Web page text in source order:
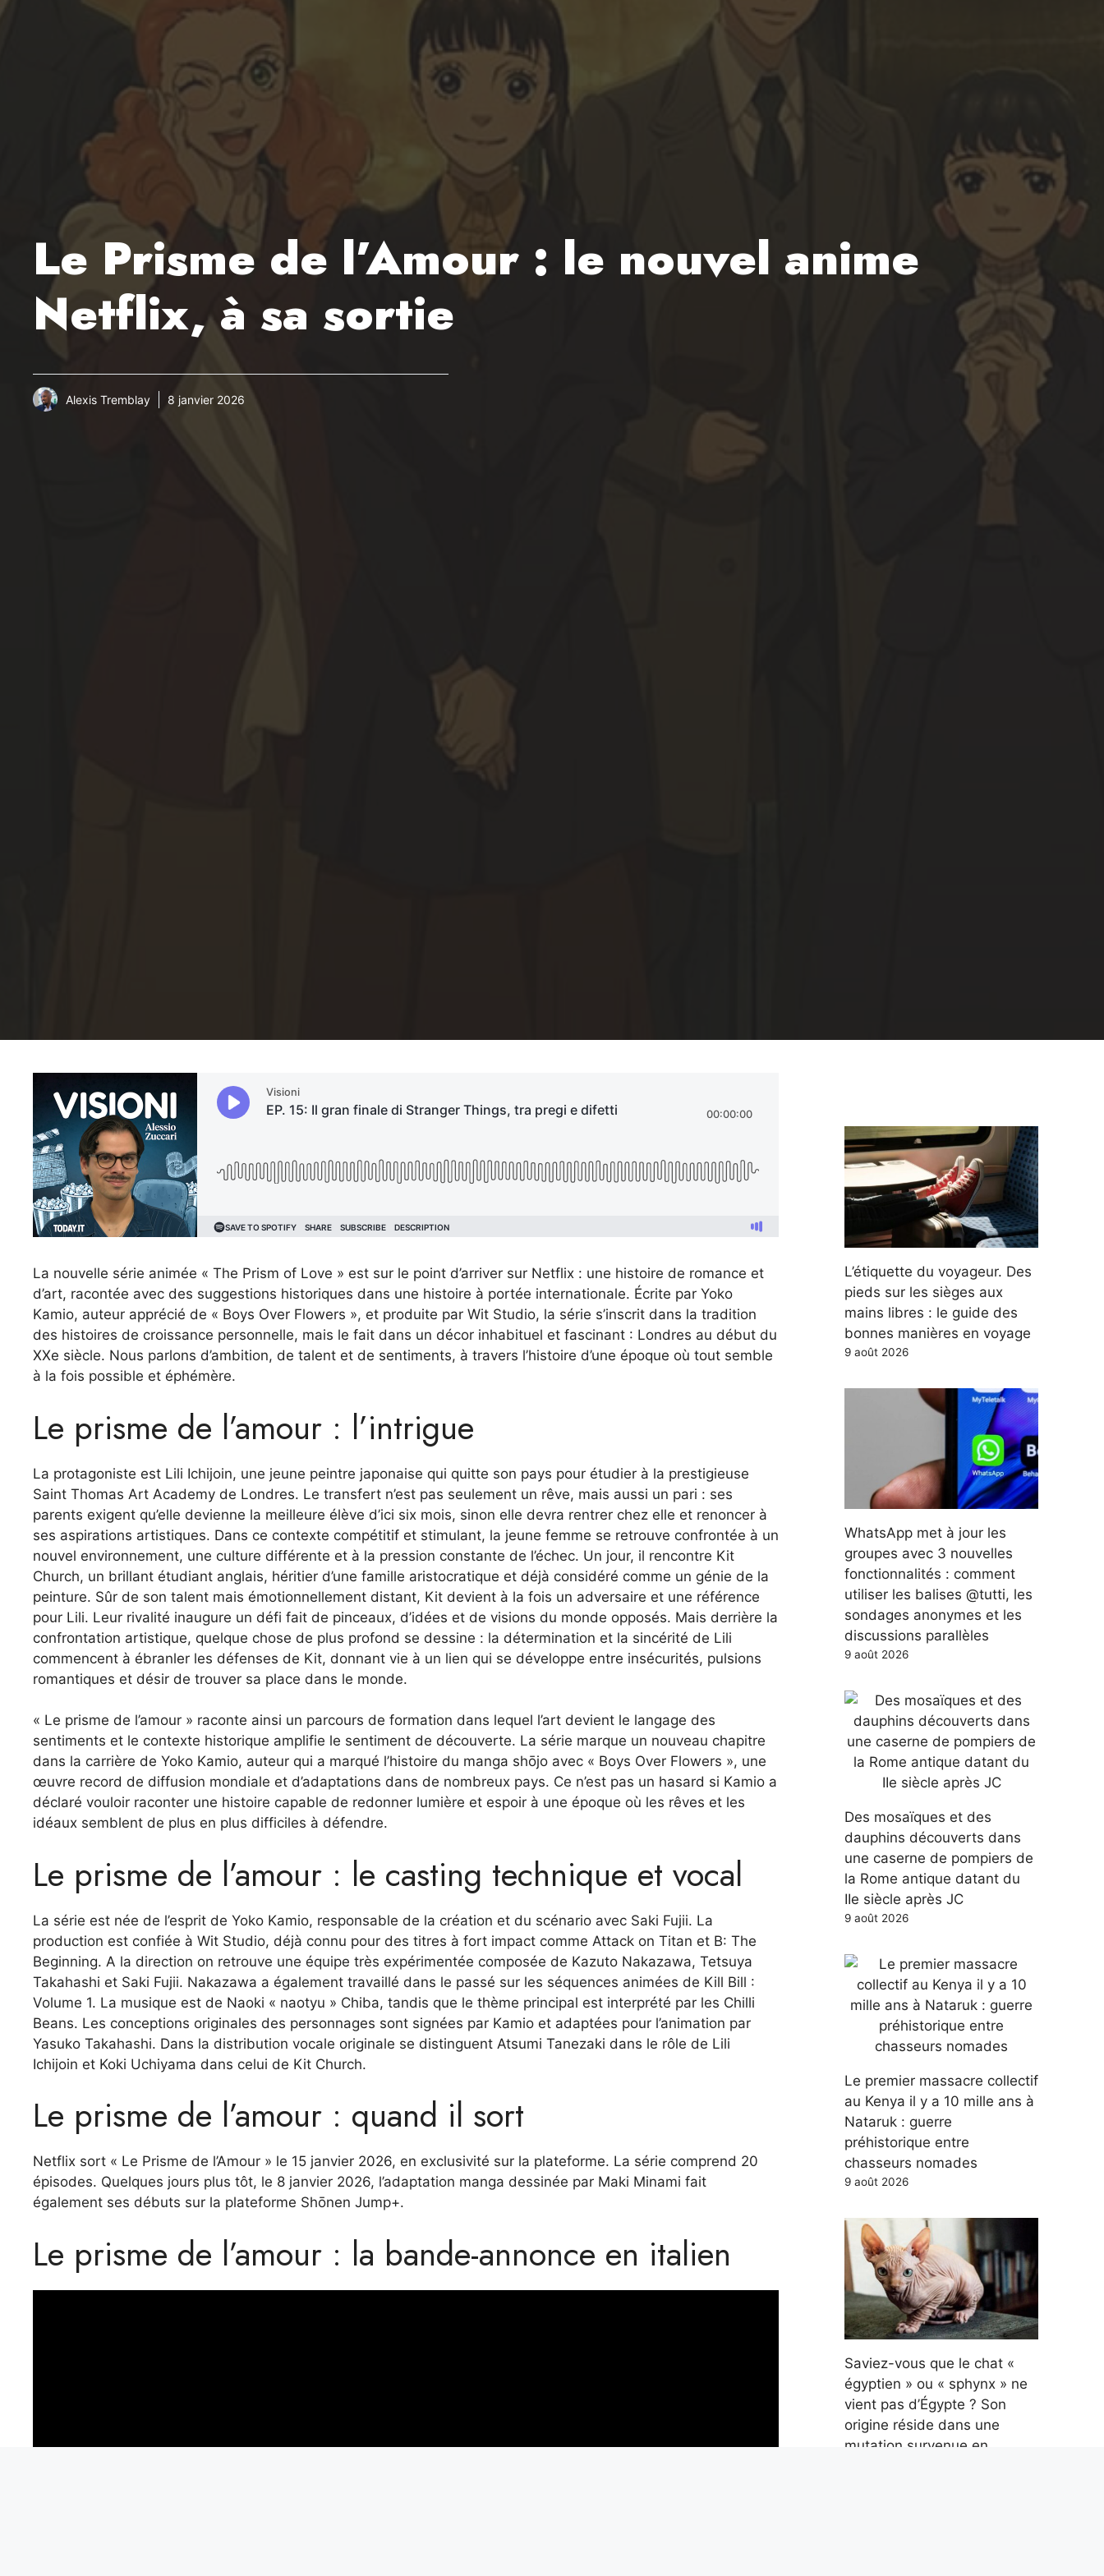
Le Prisme de l’Amour : le nouvel anime
Netflix, à sa sortie
Alexis Tremblay 8 janvier 2026
La nouvelle série animée « The Prism of Love » est sur le point d’arriver sur Netflix : une histoire de romance et
d’art, racontée avec des suggestions historiques dans une histoire à portée internationale. Écrite par Yoko
Kamio, auteur apprécié de « Boys Over Flowers », et produite par Wit Studio, la série s’inscrit dans la tradition
des histoires de croissance personnelle, mais le fait dans un décor inhabituel et fascinant : Londres au début du
XXe siècle. Nous parlons d’ambition, de talent et de sentiments, à travers l’histoire d’une époque où tout semble
à la fois possible et éphémère.
Le prisme de l’amour : l’intrigue
La protagoniste est Lili Ichijoin, une jeune peintre japonaise qui quitte son pays pour étudier à la prestigieuse
Saint Thomas Art Academy de Londres. Le transfert n’est pas seulement un rêve, mais aussi un pari : ses
parents exigent qu’elle devienne la meilleure élève d’ici six mois, sinon elle devra rentrer chez elle et renoncer à
ses aspirations artistiques. Dans ce contexte compétitif et stimulant, la jeune femme se retrouve confrontée à un
nouvel environnement, une culture différente et à la pression constante de l’échec. Un jour, il rencontre Kit
Church, un brillant étudiant anglais, héritier d’une famille aristocratique et déjà considéré comme un génie de la
peinture. Sûr de son talent mais émotionnellement distant, Kit devient à la fois un adversaire et une référence
pour Lili. Leur rivalité inaugure un défi fait de pinceaux, d’idées et de visions du monde opposés. Mais derrière la
confrontation artistique, quelque chose de plus profond se dessine : la détermination et la sincérité de Lili
commencent à ébranler les défenses de Kit, donnant vie à un lien qui se développe entre insécurités, pulsions
romantiques et désir de trouver sa place dans le monde.
« Le prisme de l’amour » raconte ainsi un parcours de formation dans lequel l’art devient le langage des
sentiments et le contexte historique amplifie le sentiment de découverte. La série marque un nouveau chapitre
dans la carrière de Yoko Kamio, auteur qui a marqué l’histoire du manga shōjo avec « Boys Over Flowers », une
œuvre record de diffusion mondiale et d’adaptations dans de nombreux pays. Ce n’est pas un hasard si Kamio a
déclaré vouloir raconter une histoire capable de redonner lumière et espoir à une époque où les rêves et les
idéaux semblent de plus en plus difficiles à défendre.
Le prisme de l’amour : le casting technique et vocal
La série est née de l’esprit de Yoko Kamio, responsable de la création et du scénario avec Saki Fujii. La
production est confiée à Wit Studio, déjà connu pour des titres à fort impact comme Attack on Titan et B: The
Beginning. A la direction on retrouve une équipe très expérimentée composée de Kazuto Nakazawa, Tetsuya
Takahashi et Saki Fujii. Nakazawa a également travaillé dans le passé sur les séquences animées de Kill Bill :
Volume 1. La musique est de Naoki « naotyu » Chiba, tandis que le thème principal est interprété par les Chilli
Beans. Les conceptions originales des personnages sont signées par Kamio et adaptées pour l’animation par
Yasuko Takahashi. Dans la distribution vocale originale se distinguent Atsumi Tanezaki dans le rôle de Lili
Ichijoin et Koki Uchiyama dans celui de Kit Church.
Le prisme de l’amour : quand il sort
Netflix sort « Le Prisme de l’Amour » le 15 janvier 2026, en exclusivité sur la plateforme. La série comprend 20
épisodes. Quelques jours plus tôt, le 8 janvier 2026, l’adaptation manga dessinée par Maki Minami fait
également ses débuts sur la plateforme Shōnen Jump+.
Le prisme de l’amour : la bande-annonce en italien
L’étiquette du voyageur. Des
pieds sur les sièges aux
mains libres : le guide des
bonnes manières en voyage
9 août 2026
WhatsApp met à jour les
groupes avec 3 nouvelles
fonctionnalités : comment
utiliser les balises @tutti, les
sondages anonymes et les
discussions parallèles
9 août 2026
Des mosaïques et des
dauphins découverts dans
une caserne de pompiers de
la Rome antique datant du
IIe siècle après JC
9 août 2026
Le premier massacre collectif
au Kenya il y a 10 mille ans à
Nataruk : guerre
préhistorique entre
chasseurs nomades
9 août 2026
Saviez-vous que le chat «
égyptien » ou « sphynx » ne
vient pas d’Égypte ? Son
origine réside dans une
mutation survenue en